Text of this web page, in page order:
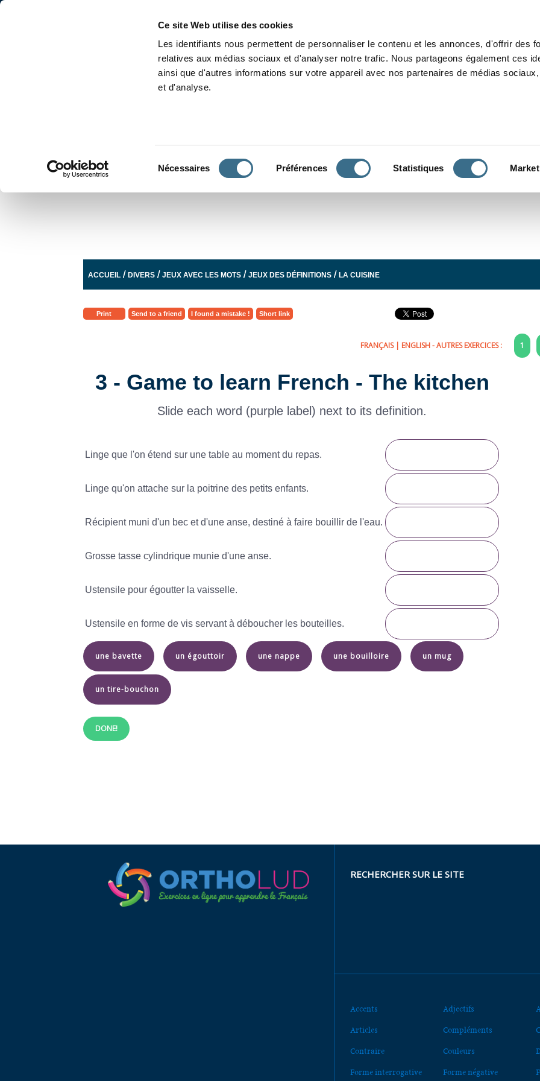
Ce site Web utilise des cookies
Les identifiants nous permettent de personnaliser le contenu et les annonces, d'offrir des
relatives aux médias sociaux et d'analyser notre trafic. Nous partageons également ces
ainsi que d'autres informations sur votre appareil avec nos partenaires de médias
et d'analyse.
Nécessaires Préférences Statistiques
ACCUEIL /DIVERS /JEUX AVEC LES MOTS /JEUX DES DÉFINITIONS /LA CUISINE
Print Send to a friend I found a mistake ! Short link
FRANÇAIS| ENGLISH- AUTRES EXERCICES : 1
3 - Game to learn French - The kitchen
Slide each word (purple label) next to its definition.
Linge que l'on étend sur une table au moment du repas.
Linge qu'on attache sur la poitrine des petits enfants.
Récipient muni d'un bec et d'une anse, destiné à faire bouillir de l'eau.
Grosse tasse cylindrique munie d'une anse.
Ustensile pour égoutter la vaisselle.
Ustensile en forme de vis servant à déboucher les bouteilles.
une bavette un égouttoir une nappe une bouilloire un mug
un tire-bouchon
DONE!
RECHERCHER SUR LE SITE
Accents Adjectifs
Articles Compléments
Contraire Couleurs
Forme interrogative Forme négative